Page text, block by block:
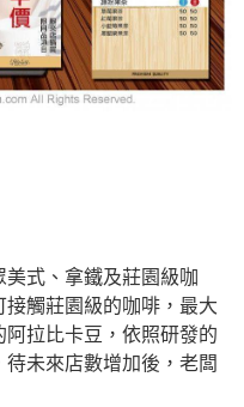
式、拿鐵及莊園級咖
觸莊園級的咖啡，最大
拉比卡豆，依照研發的
未來店數增加後，老闆